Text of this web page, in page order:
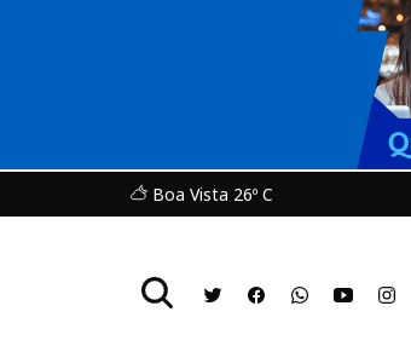
Boa Vista 26º C